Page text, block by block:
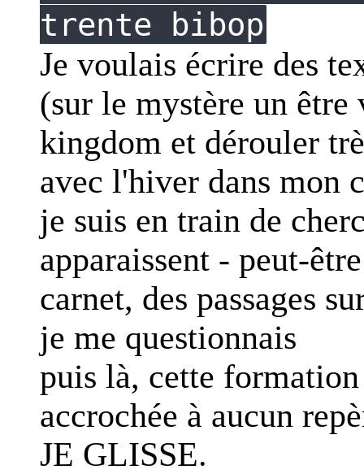
trente bibop
Je voulais écrire des
(sur le mystère un
kingdom et dérouler
avec l'hiver dans mon
je suis en train de
apparaissent - peut-
carnet, des passages
je me questionnais
puis là, cette
accrochée à aucun
JE GLISSE.